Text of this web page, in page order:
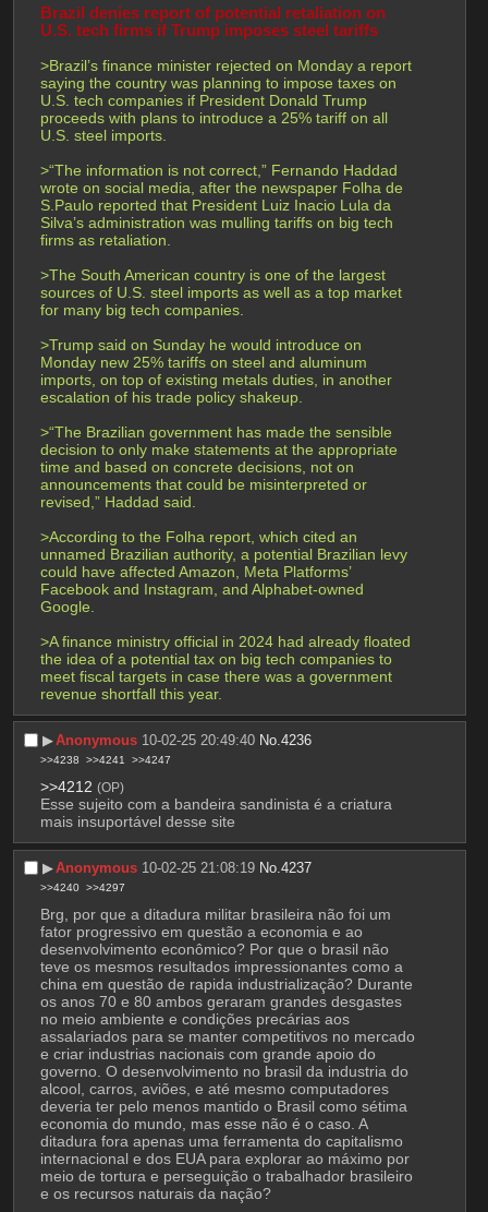
Brazil denies report of potential retaliation on
U.S. tech firms if Trump imposes steel tariffs
>Brazil’s finance minister rejected on Monday a report
saying the country was planning to impose taxes on
U.S. tech companies if President Donald Trump
proceeds with plans to introduce a 25% tariff on all
U.S. steel imports.
>“The information is not correct,” Fernando Haddad
wrote on social media, after the newspaper Folha de
S.Paulo reported that President Luiz Inacio Lula da
Silva’s administration was mulling tariffs on big tech
firms as retaliation.
>The South American country is one of the largest
sources of U.S. steel imports as well as a top market
for many big tech companies.
>Trump said on Sunday he would introduce on
Monday new 25% tariffs on steel and aluminum
imports, on top of existing metals duties, in another
escalation of his trade policy shakeup.
>“The Brazilian government has made the sensible
decision to only make statements at the appropriate
time and based on concrete decisions, not on
announcements that could be misinterpreted or
revised,” Haddad said.
>According to the Folha report, which cited an
unnamed Brazilian authority, a potential Brazilian levy
could have affected Amazon, Meta Platforms’
Facebook and Instagram, and Alphabet-owned
Google.
>A finance ministry official in 2024 had already floated
the idea of a potential tax on big tech companies to
meet fiscal targets in case there was a government
revenue shortfall this year.
▶︎Anonymous 10-02-25 20:49:40 No.4236
>>4238 >>4241 >>4247
>>4212 (OP)
Esse sujeito com a bandeira sandinista é a criatura
mais insuportável desse site
▶︎Anonymous 10-02-25 21:08:19 No.4237
>>4240 >>4297
Brg, por que a ditadura militar brasileira não foi um
fator progressivo em questão a economia e ao
desenvolvimento econômico? Por que o brasil não
teve os mesmos resultados impressionantes como a
china em questão de rapida industrialização? Durante
os anos 70 e 80 ambos geraram grandes desgastes
no meio ambiente e condições precárias aos
assalariados para se manter competitivos no mercado
e criar industrias nacionais com grande apoio do
governo. O desenvolvimento no brasil da industria do
alcool, carros, aviões, e até mesmo computadores
deveria ter pelo menos mantido o Brasil como sétima
economia do mundo, mas esse não é o caso. A
ditadura fora apenas uma ferramenta do capitalismo
internacional e dos EUA para explorar ao máximo por
meio de tortura e perseguição o trabalhador brasileiro
e os recursos naturais da nação?